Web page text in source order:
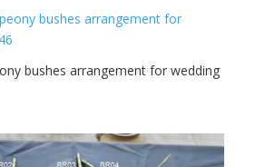
bushes arrangement for wedding